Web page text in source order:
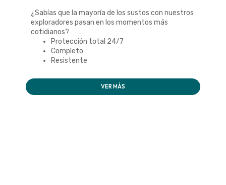
¿Sabías que la mayoría de los sustos con nuestros
exploradores pasan en los momentos más
cotidianos?
Protección total 24/7
Completo
Resistente
VER MÁS